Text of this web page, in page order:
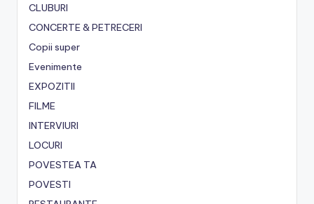
CLUBURI
CONCERTE & PETRECERI
Copii super
Evenimente
EXPOZITII
FILME
INTERVIURI
LOCURI
POVESTEA TA
POVESTI